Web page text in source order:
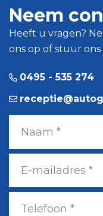
Neem
Heeft u vragen?
ons op of stuur
0495 - 535 274